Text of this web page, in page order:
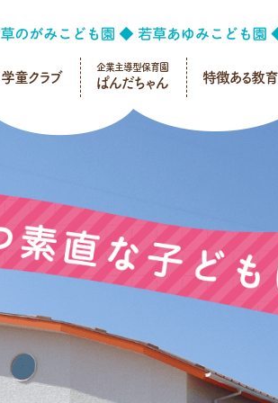
学童クラブ
企業主導型保育園
ぱんだちゃん 特徴ある教育